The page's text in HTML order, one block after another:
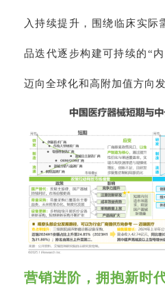
入持续提升，围绕临床实际
品迭代逐步构建可持续的“
迈向全球化和高附加值方向发
营销进阶，拥抱新时